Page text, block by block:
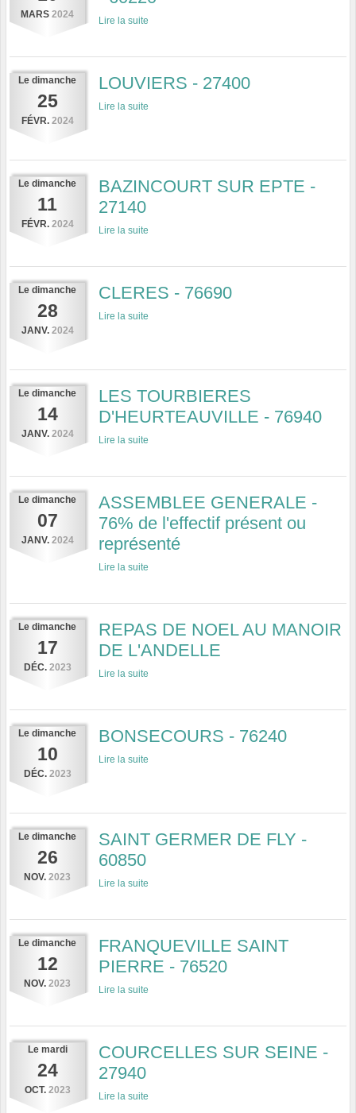
MARS 2024
Lire la suite
Le dimanche
25
FÉVR. 2024
LOUVIERS - 27400
Lire la suite
Le dimanche
11
FÉVR. 2024
BAZINCOURT SUR EPTE -
27140
Lire la suite
Le dimanche
28
JANV. 2024
CLERES - 76690
Lire la suite
Le dimanche
14
JANV. 2024
LES TOURBIERES
D'HEURTEAUVILLE - 76940
Lire la suite
Le dimanche
07
JANV. 2024
ASSEMBLEE GENERALE -
76% de l'effectif présent ou
représenté
Lire la suite
Le dimanche
17
DÉC. 2023
REPAS DE NOEL AU MANOIR
DE L'ANDELLE
Lire la suite
Le dimanche
10
DÉC. 2023
BONSECOURS - 76240
Lire la suite
Le dimanche
26
NOV. 2023
SAINT GERMER DE FLY -
60850
Lire la suite
Le dimanche
12
NOV. 2023
FRANQUEVILLE SAINT
PIERRE - 76520
Lire la suite
Le mardi
24
OCT. 2023
COURCELLES SUR SEINE -
27940
Lire la suite